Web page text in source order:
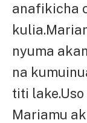
anafikicha
nyuma
na
titi
Mariamu